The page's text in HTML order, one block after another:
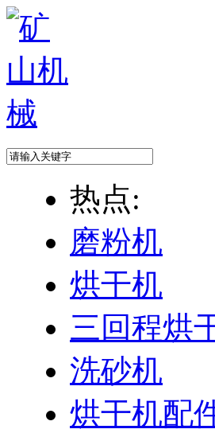
热点:
磨粉机
烘干机
三回程烘
洗砂机
烘干机配